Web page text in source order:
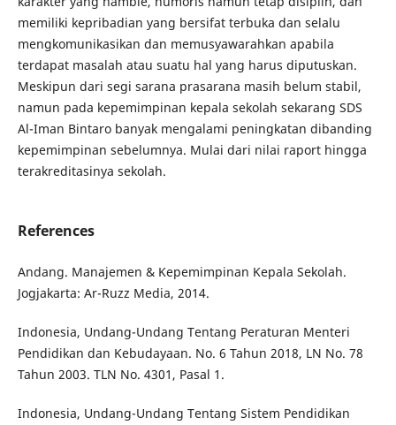
memiliki kepribadian yang bersifat terbuka dan selalu
mengkomunikasikan dan memusyawarahkan apabila
terdapat masalah atau suatu hal yang harus diputuskan.
Meskipun dari segi sarana prasarana masih belum stabil,
namun pada kepemimpinan kepala sekolah sekarang SDS
Al-Iman Bintaro banyak mengalami peningkatan dibanding
kepemimpinan sebelumnya. Mulai dari nilai raport hingga
terakreditasinya sekolah.
References
Andang. Manajemen & Kepemimpinan Kepala Sekolah.
Jogjakarta: Ar-Ruzz Media, 2014.
Indonesia, Undang-Undang Tentang Peraturan Menteri
Pendidikan dan Kebudayaan. No. 6 Tahun 2018, LN No. 78
Tahun 2003. TLN No. 4301, Pasal 1.
Indonesia, Undang-Undang Tentang Sistem Pendidikan